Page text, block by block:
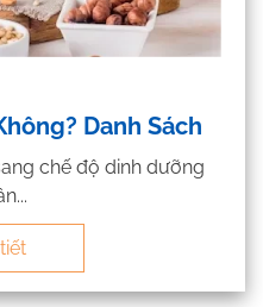
Danh Sách
chế độ dinh dưỡng